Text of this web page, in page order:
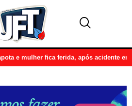
e mulher fica ferida, após acidente